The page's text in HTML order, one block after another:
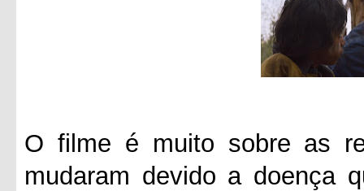
O filme é muito sobre as
mudaram devido a doença